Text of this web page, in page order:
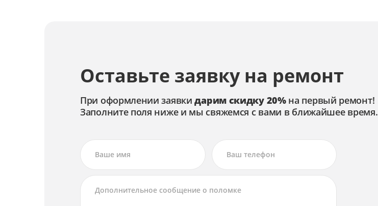
Оставьте заявку на ремонт
При оформлении заявкидарим скидку 20%на первый ремонт!
Заполните поля ниже и мы свяжемся с вами в ближайшее время.